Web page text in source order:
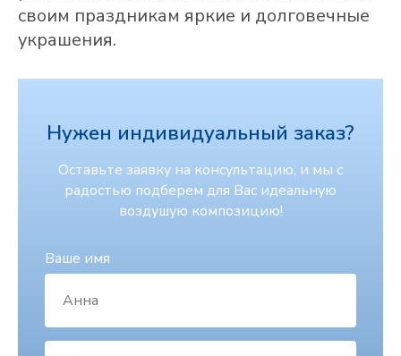
своим праздникам яркие и долговечные
украшения.
Нужен индивидуальный заказ?
Оставьте заявку на консультацию, и мы с
радостью подберем для Вас идеальную
воздушую композицию!
Ваше имя